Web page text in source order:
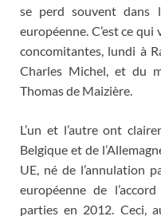
se perd souvent dans
européenne. C’est ce
concomitantes, lundi à
Charles Michel, et du
Thomas de Maizière.
L’un et l’autre ont
Belgique et de
UE, né de l’annulation
européenne de
parties en 2012. Ceci,